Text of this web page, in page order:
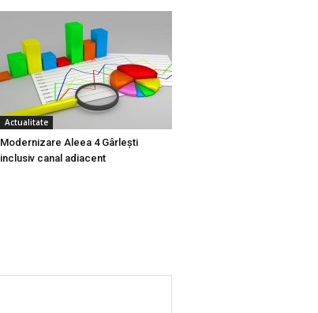
Actualitate
Modernizare Aleea 4 Gârlești
inclusiv canal adiacent